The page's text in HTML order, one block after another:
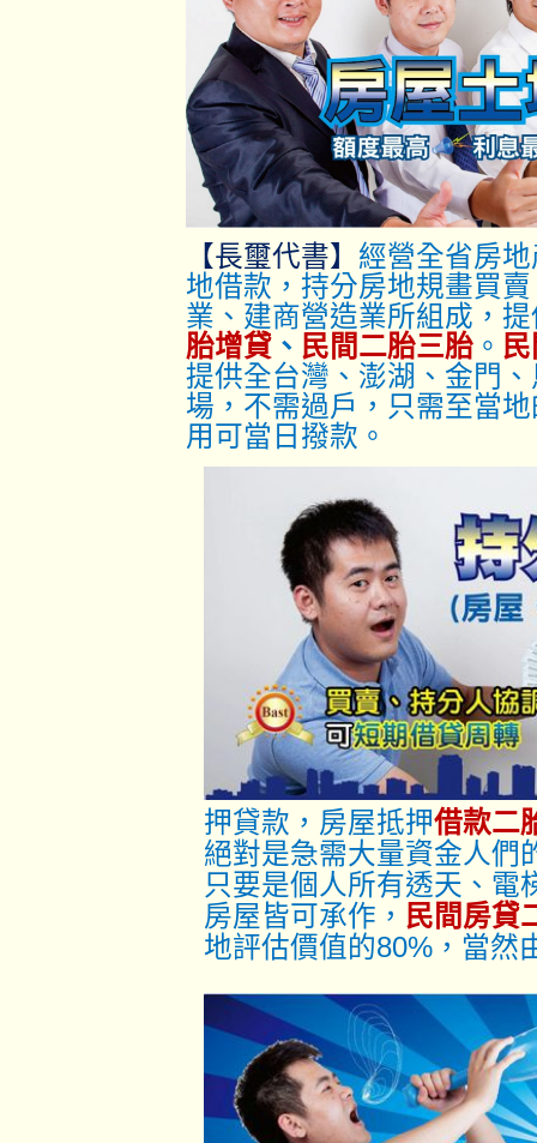
【長璽代書】 經營全省房
地借款，持分房地規畫買
業、建商營造業所組成，
胎增貸 、 民間二胎三胎 。
提供全台灣、澎湖、金門
場，不需過戶，只需至當
用可當日撥款。
押貸款，房屋抵押借款二
絕對是急需大量資金人們
只要是個人所有透天、電
房屋皆可承作， 民間房貸
地評估價值的80%，當然